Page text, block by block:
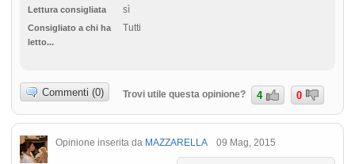
Lettura consigliata
sì
Consigliato a chi ha
letto...
Tutti
Commenti (0) Trovi utile questa opinione? 4 0
Opinione inserita da MAZZARELLA09 Mag, 2015